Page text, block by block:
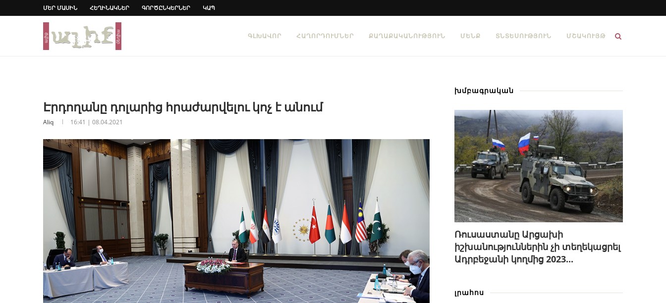
ՄԵՐ ՄԱՍԻՆ ՀԵՂԻՆԱԿՆԵՐ ԳՈՐԾԸՆԿԵՐՆԵՐ ԿԱՊ
ԳԼԽԱՎՈՐ ՀԱՂՈՐԴՈՒՄՆԵՐ ՔԱՂԱՔԱԿԱՆՈՒԹՅՈՒՆ ՄԵՆՔ ՏՆՏԵՍՈՒԹՅՈՒՆ ՄՇԱԿՈՒՅԹ
Էրդողանը դոլարից հրաժարվելու կոչ է անում
Aliq 16:41 | 08.04.2021
խմբագրական
Ռուսաստանը Արցախի
իշխանություններին չի տեղեկացրել
Ադրբեջանի կողմից 2023...
լրահոս